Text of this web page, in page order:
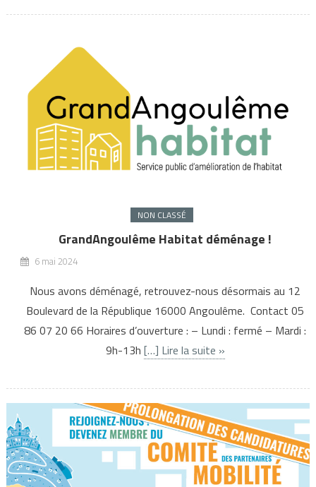
NON CLASSÉ
GrandAngoulême Habitat déménage !
6 mai 2024
Nous avons déménagé, retrouvez-nous désormais au 12
Boulevard de la République 16000 Angoulême. Contact 05
86 07 20 66 Horaires d’ouverture : – Lundi : fermé – Mardi :
9h-13h […] Lire la suite »